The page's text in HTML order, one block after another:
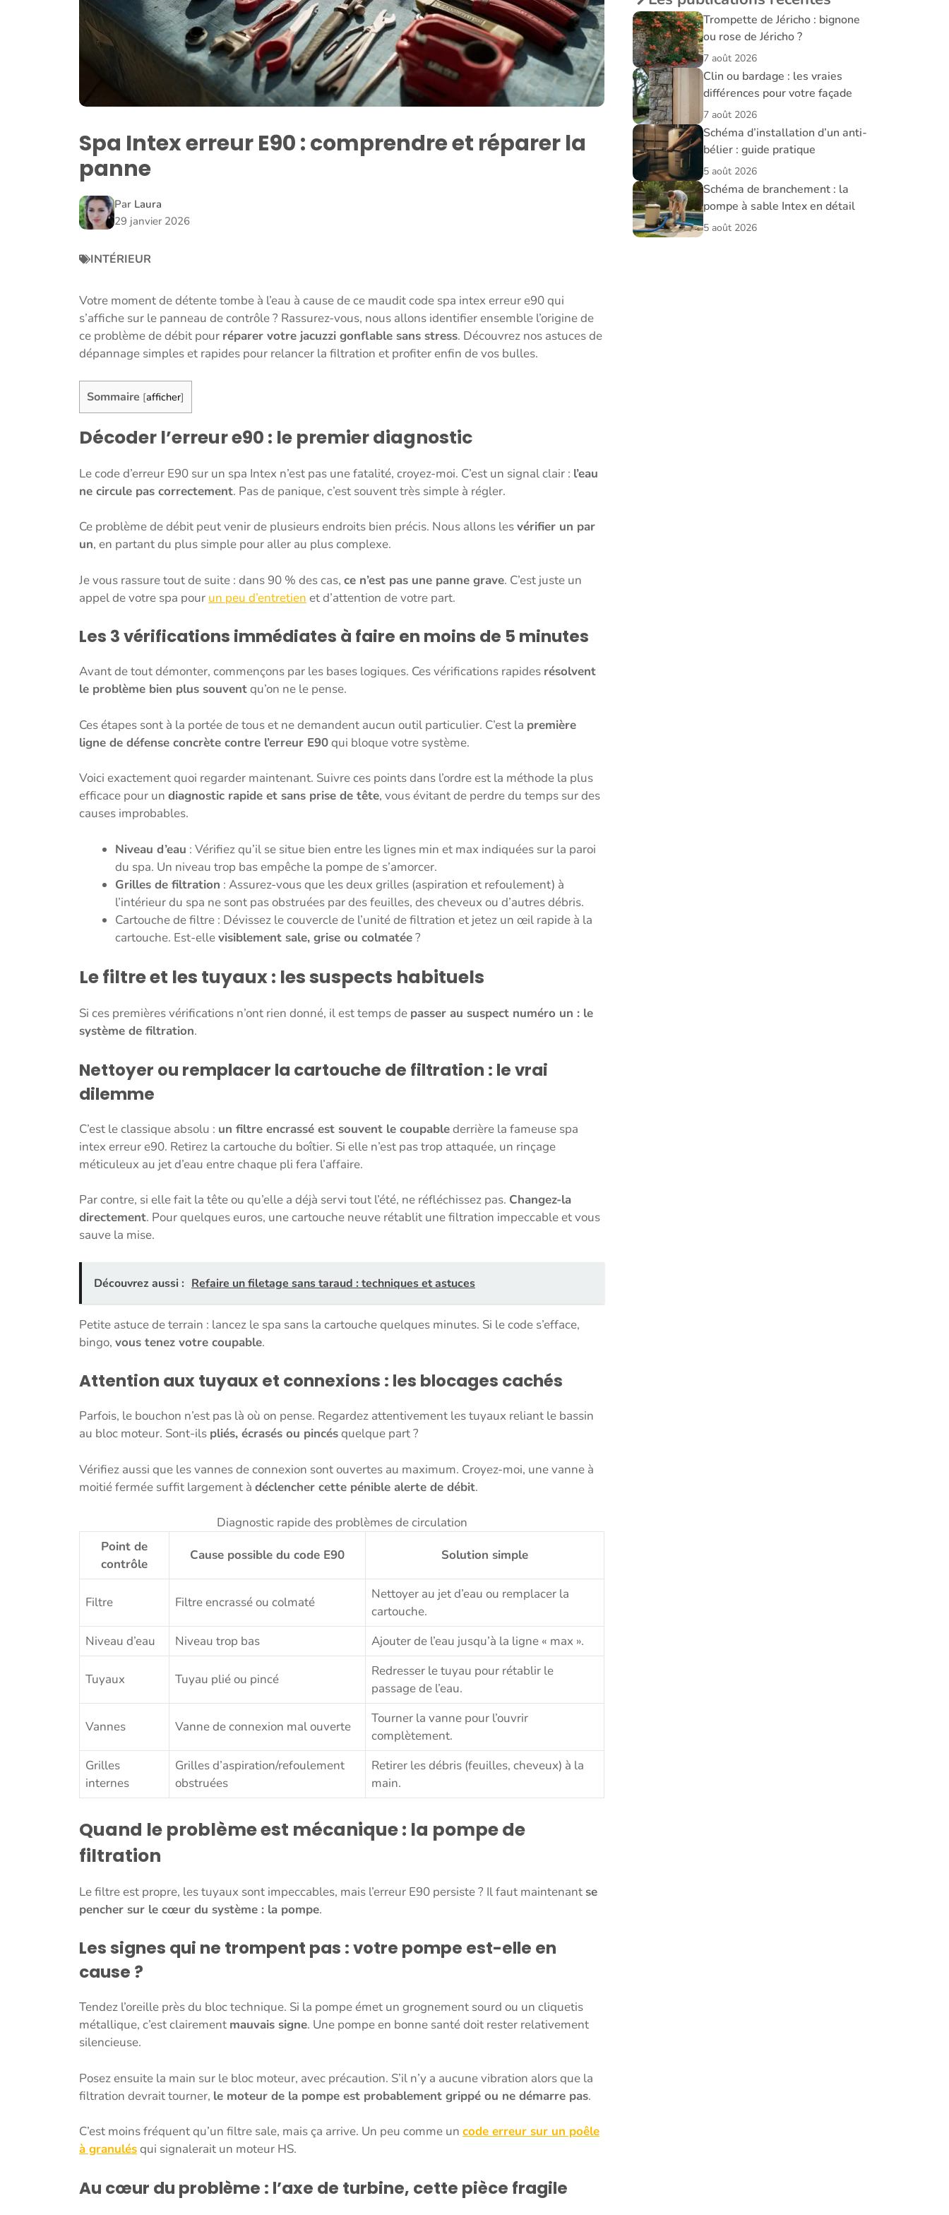
Spa Intex erreur E90 : comprendre et réparer la
panne
Par Laura
29 janvier 2026
INTÉRIEUR
Votre moment de détente tombe à l’eau à cause de ce maudit code spa intex erreur e90 qui
s’affiche sur le panneau de contrôle ? Rassurez-vous, nous allons identifier ensemble l’origine de
ce problème de débit pour réparer votre jacuzzi gonflable sans stress. Découvrez nos astuces de
dépannage simples et rapides pour relancer la filtration et profiter enfin de vos bulles.
Sommaire [afficher]
Décoder l’erreur e90 : le premier diagnostic
Le code d’erreur E90 sur un spa Intex n’est pas une fatalité, croyez-moi. C’est un signal clair : l’eau
ne circule pas correctement. Pas de panique, c’est souvent très simple à régler.
Ce problème de débit peut venir de plusieurs endroits bien précis. Nous allons lesvérifier un par
un, en partant du plus simple pour aller au plus complexe.
Je vous rassure tout de suite : dans 90 % des cas, ce n’est pas une panne grave. C’est juste un
appel de votre spa pour un peu d’entretien et d’attention de votre part.
Les 3 vérifications immédiates à faire en moins de 5 minutes
Avant de tout démonter, commençons par les bases logiques. Ces vérifications rapides résolvent
le problème bien plus souventqu’on ne le pense.
Ces étapes sont à la portée de tous et ne demandent aucun outil particulier. C’est la première
ligne de défense concrète contre l’erreur E90qui bloque votre système.
Voici exactement quoi regarder maintenant. Suivre ces points dans l’ordre est la méthode la plus
efficace pour un diagnostic rapide et sans prise de tête, vous évitant de perdre du temps sur des
causes improbables.
Niveau d’eau : Vérifiez qu’il se situe bien entre les lignes min et max indiquées sur la paroi
du spa. Un niveau trop bas empêche la pompe de s’amorcer.
Grilles de filtration : Assurez-vous que les deux grilles (aspiration et refoulement) à
l’intérieur du spa ne sont pas obstruées par des feuilles, des cheveux ou d’autres débris.
Cartouche de filtre : Dévissez le couvercle de l’unité de filtration et jetez un œil rapide à la
cartouche. Est-ellevisiblement sale, grise ou colmatée?
Le filtre et les tuyaux : les suspects habituels
Si ces premières vérifications n’ont rien donné, il est temps de passer au suspect numéro un : le
système de filtration.
Nettoyer ou remplacer la cartouche de filtration : le vrai
dilemme
C’est le classique absolu : un filtre encrassé est souvent le coupablederrière la fameuse spa
intex erreur e90. Retirez la cartouche du boîtier. Si elle n’est pas trop attaquée, un rinçage
méticuleux au jet d’eau entre chaque pli fera l’affaire.
Par contre, si elle fait la tête ou qu’elle a déjà servi tout l’été, ne réfléchissez pas. Changez-la
directement. Pour quelques euros, une cartouche neuve rétablit une filtration impeccable et vous
sauve la mise.
Découvrez aussi : Refaire un filetage sans taraud : techniques et astuces
Petite astuce de terrain : lancez le spa sans la cartouche quelques minutes. Si le code s’efface,
bingo, vous tenez votre coupable.
Attention aux tuyaux et connexions : les blocages cachés
Parfois, le bouchon n’est pas là où on pense. Regardez attentivement les tuyaux reliant le bassin
au bloc moteur. Sont-ils pliés, écrasés ou pincésquelque part ?
Vérifiez aussi que les vannes de connexion sont ouvertes au maximum. Croyez-moi, une vanne à
moitié fermée suffit largement à déclencher cette pénible alerte de débit.
Diagnostic rapide des problèmes de circulation
Point de
contrôle
Cause possible du code E90 Solution simple
Filtre Filtre encrassé ou colmaté
Nettoyer au jet d’eau ou remplacer la
cartouche.
Niveau d’eau
Niveau trop bas Ajouter de l’eau jusqu’à la ligne « max ».
Tuyaux Tuyau plié ou pincé
Redresser le tuyau pour rétablir le
passage de l’eau.
Vannes Vanne de connexion mal ouverte
Tourner la vanne pour l’ouvrir
complètement.
Grilles
internes
Grilles d’aspiration/refoulement
obstruées
Retirer les débris (feuilles, cheveux) à la
main.
Quand le problème est mécanique : la pompe de
filtration
Le filtre est propre, les tuyaux sont impeccables, mais l’erreur E90 persiste ? Il faut maintenantse
pencher sur le cœur du système : la pompe.
Les signes qui ne trompent pas : votre pompe est-elle en
cause ?
Tendez l’oreille près du bloc technique. Si la pompe émet un grognement sourd ou un cliquetis
métallique, c’est clairement mauvais signe. Une pompe en bonne santé doit rester relativement
silencieuse.
Posez ensuite la main sur le bloc moteur, avec précaution. S’il n’y a aucune vibration alors que la
filtration devrait tourner, le moteur de la pompe est probablement grippé ou ne démarre pas.
C’est moins fréquent qu’un filtre sale, mais ça arrive. Un peu comme un code erreur sur un poêle
à granulésqui signalerait un moteur HS.
Au cœur du problème : l’axe de turbine, cette pièce fragile
Trompette de Jéricho : bignone
ou rose de Jéricho ?
7 août 2026
Clin ou bardage : les vraies
différences pour votre façade
7 août 2026
Schéma d’installation d’un anti-
bélier : guide pratique
5 août 2026
Schéma de branchement : la
pompe à sable Intex en détail
5 août 2026